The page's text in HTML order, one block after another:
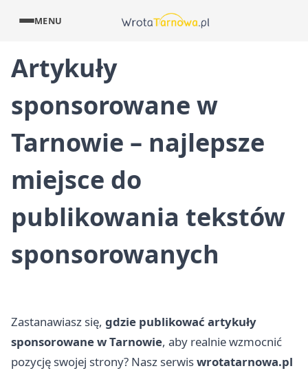
MENU
Artykuły
sponsorowane w
Tarnowie – najlepsze
miejsce do
publikowania tekstów
sponsorowanych
Zastanawiasz się, gdzie publikować artykuły
sponsorowanew Tarnowie, aby realnie wzmocnić
pozycję swojej strony? Nasz serwiswrotatarnowa.pl